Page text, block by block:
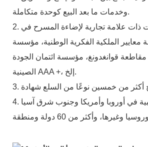
وخدمات ما بعد البيع كوحدة متكاملة.
2. أفضل عشر شركات ذات علامة تجارية لإضاءة المسرح في
الملكية الفكرية الوطنية، مؤسسة
مقاطعة قوانغدونغ، مؤسسة ائتمان الجودة
الصينية AAA +، إلخ.
4. بضائعنا تحظى بشعبية في أوروبا وأمريكا وجنوب شرق آسيا